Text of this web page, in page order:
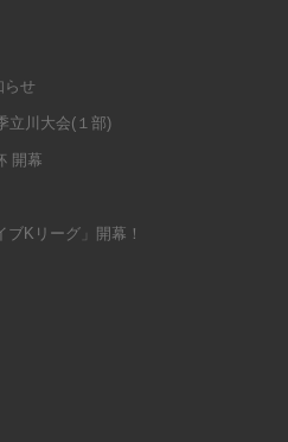
らせ
立川大会(１部)
開幕
Kリーグ」開幕！